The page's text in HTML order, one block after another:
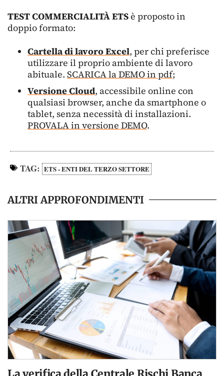
TEST COMMERCIALITÀ ETSè proposto in
doppio formato:
Cartella di lavoro Excel, per chi preferisce
utilizzare il proprio ambiente di lavoro
abituale. SCARICA la DEMO in pdf;
VersioneCloud, accessibile online con
qualsiasi browser, anche da smartphone o
tablet, senza necessità di installazioni.
PROVALA in versione DEMO.
TAG: ETS - ENTI DEL TERZO SETTORE
ALTRI APPROFONDIMENTI